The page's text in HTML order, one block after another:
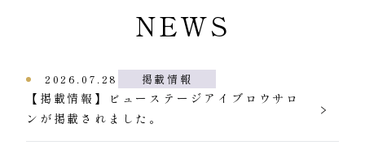
NEWS
2026.07.28 掲載情報
【掲載情報】ビューステージアイブロウサロ
ンが掲載されました。